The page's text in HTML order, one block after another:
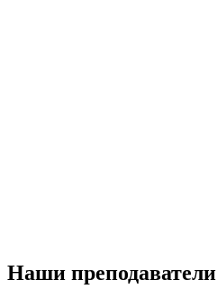
Наши преподаватели